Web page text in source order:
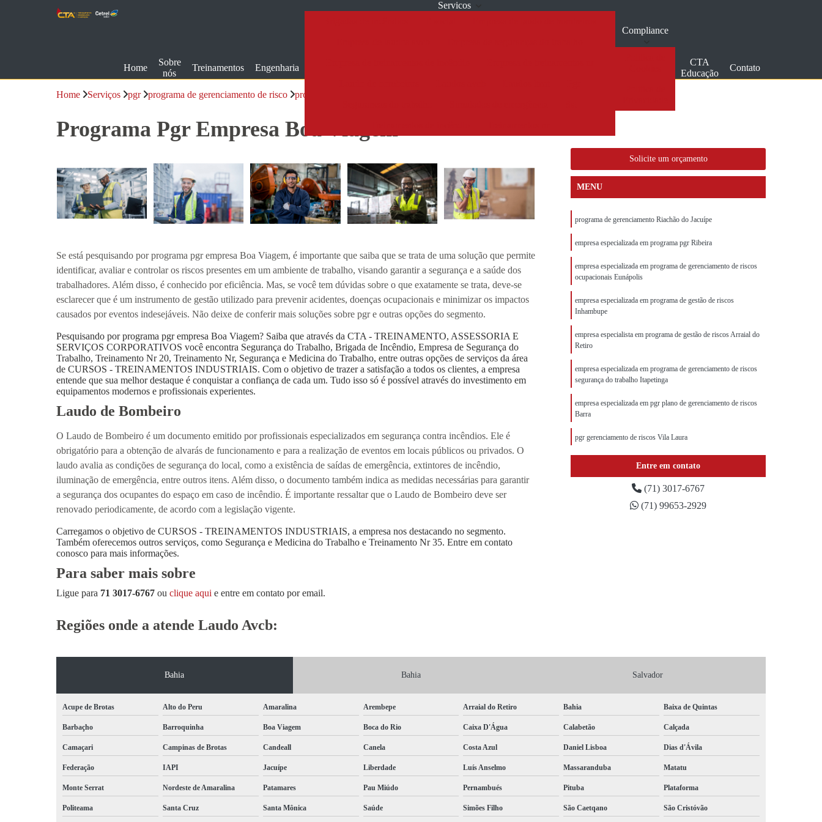
Home
Sobre
nós
Treinamentos Engenharia
Servicos
Compliance
CTA
Educação
Contato
Home Serviços pgr programa de gerenciamento de risco programa pgr empresa Boa Viagem
Programa Pgr Empresa Boa Viagem
Se está pesquisando por programa pgr empresa Boa Viagem, é importante que saiba que se trata de uma solução que permite
identificar, avaliar e controlar os riscos presentes em um ambiente de trabalho, visando garantir a segurança e a saúde dos
trabalhadores. Além disso, é conhecido por eficiência. Mas, se você tem dúvidas sobre o que exatamente se trata, deve-se
esclarecer que é um instrumento de gestão utilizado para prevenir acidentes, doenças ocupacionais e minimizar os impactos
causados por eventos indesejáveis. Não deixe de conferir mais soluções sobre pgr e outras opções do segmento.
Pesquisando por programa pgr empresa Boa Viagem? Saiba que através da CTA - TREINAMENTO, ASSESSORIA E
SERVIÇOS CORPORATIVOS você encontra Segurança do Trabalho, Brigada de Incêndio, Empresa de Segurança do
Trabalho, Treinamento Nr 20, Treinamento Nr, Segurança e Medicina do Trabalho, entre outras opções de serviços da área
de CURSOS - TREINAMENTOS INDUSTRIAIS. Com o objetivo de trazer a satisfação a todos os clientes, a empresa
entende que sua melhor destaque é conquistar a confiança de cada um. Tudo isso só é possível através do investimento em
equipamentos modernos e profissionais experientes.
Laudo de Bombeiro
O Laudo de Bombeiro é um documento emitido por profissionais especializados em segurança contra incêndios. Ele é
obrigatório para a obtenção de alvarás de funcionamento e para a realização de eventos em locais públicos ou privados. O
laudo avalia as condições de segurança do local, como a existência de saídas de emergência, extintores de incêndio,
iluminação de emergência, entre outros itens. Além disso, o documento também indica as medidas necessárias para garantir
a segurança dos ocupantes do espaço em caso de incêndio. É importante ressaltar que o Laudo de Bombeiro deve ser
renovado periodicamente, de acordo com a legislação vigente.
Carregamos o objetivo de CURSOS - TREINAMENTOS INDUSTRIAIS, a empresa nos destacando no segmento.
Também oferecemos outros serviços, como Segurança e Medicina do Trabalho e Treinamento Nr 35. Entre em contato
conosco para mais informações.
Para saber mais sobre
Ligue para 71 3017-6767 ou clique aqui e entre em contato por email.
Solicite um orçamento
MENU
programa de gerenciamento Riachão do Jacuípe
empresa especializada em programa pgr Ribeira
empresa especializada em programa de gerenciamento de riscos
ocupacionais Eunápolis
empresa especializada em programa de gestão de riscos
Inhambupe
empresa especialista em programa de gestão de riscos Arraial do
Retiro
empresa especializada em programa de gerenciamento de riscos
segurança do trabalho Itapetinga
empresa especializada em pgr plano de gerenciamento de riscos
Barra
pgr gerenciamento de riscos Vila Laura
pgr segurança empresa Arembepe
programa pgr Camacan
Entre em contato
(71) 3017-6767
(71) 99653-2929
Regiões onde a atende Laudo Avcb:
Bahia Bahia Salvador
Acupe de Brotas Alto do Peru Amaralina Arembepe Arraial do Retiro Bahia Baixa de Quintas
Barbaçho Barroquinha Boa Viagem Boca do Rio Caixa D'Água Calabetão Calçada
Camaçari Campinas de Brotas Candeall Canela Costa Azul Daniel Lisboa Dias d'Ávila
Federação IAPI Jacuípe Liberdade Luís Anselmo Massaranduba Matatu
Monte Serrat Nordeste de Amaralina Patamares Pau Miúdo Pernambués Pituba Plataforma
Politeama Santa Cruz Santa Mônica Saúde Simões Filho São Caetqano São Cristóvão